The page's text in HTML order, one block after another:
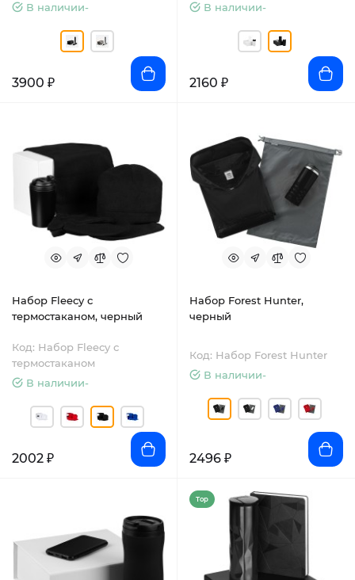
В наличии-
3900 ₽
В наличии-
2160 ₽
Набор Fleecy с
термостаканом, черный
Код: Набор Fleecy с
термостаканом
В наличии-
2002 ₽
Набор Forest Hunter,
черный
Код: Набор Forest Hunter
В наличии-
2496 ₽
Top